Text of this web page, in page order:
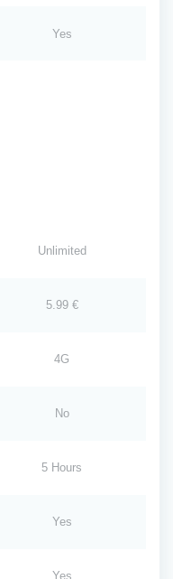
Yes
Unlimited
5.99 €
4G
No
5 Hours
Yes
Yes